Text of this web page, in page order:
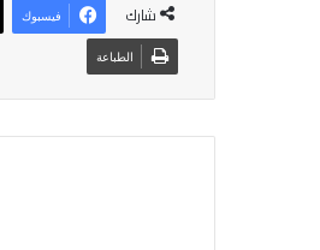
شارك فيسبوك
الطباعة